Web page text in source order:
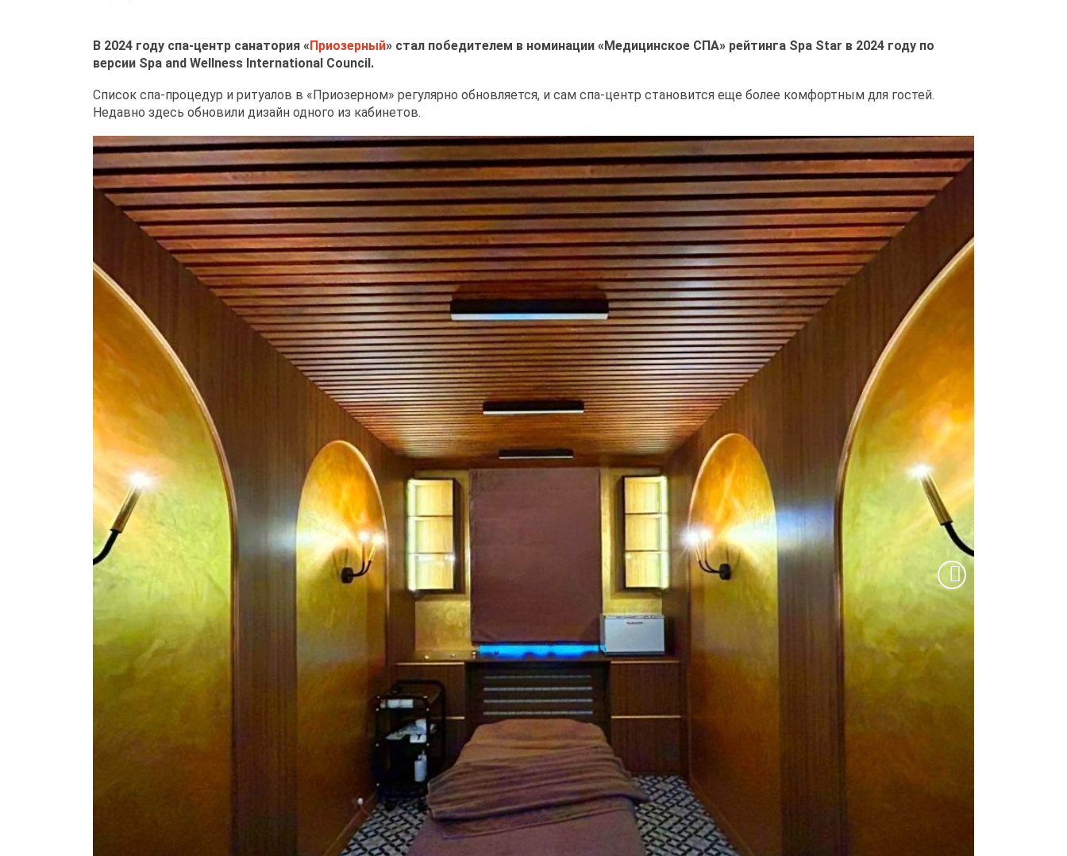
В 2024 году спа-центр санатория «Приозерный» стал победителем в номинации «Медицинское СПА» рейтинга Spa Star в 2024 году по
версии Spa and Wellness International Council.
Список спа-процедур и ритуалов в «Приозерном» регулярно обновляется, и сам спа-центр становится еще более комфортным для гостей.
Недавно здесь обновили дизайн одного из кабинетов.